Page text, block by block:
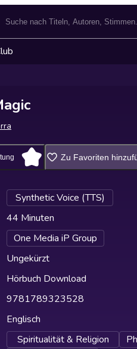
Zu Favoriten
Synthetic Voice (TTS)
44 Minuten
One Media iP Group
Ungekürzt
Hörbuch Download
9781789323528
Englisch
Spiritualität & Religion